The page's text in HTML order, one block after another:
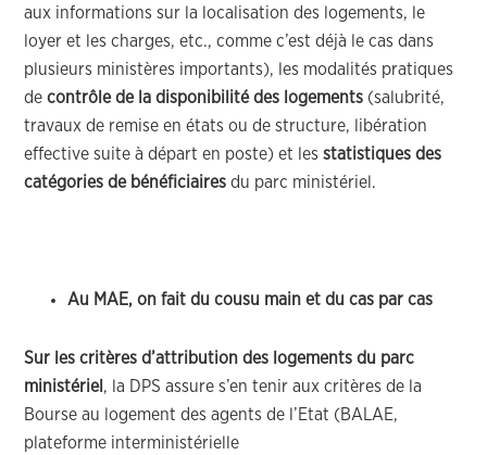
aux informations sur la localisation des logements, le
loyer et les charges, etc., comme c’est déjà le cas dans
plusieurs ministères importants), les modalités pratiques
decontrôle de la disponibilité des logements (salubrité,
travaux de remise en états ou de structure, libération
effective suite à départ en poste) et lesstatistiques des
catégories de bénéficiaires du parc ministériel.
Au MAE, on fait du cousu main et du cas par cas
Sur les critères d’attribution des logements du parc
ministériel , la DPS assure s’en tenir aux critères de la
Bourse au logement des agents de l’Etat (BALAE,
plateforme interministérielle